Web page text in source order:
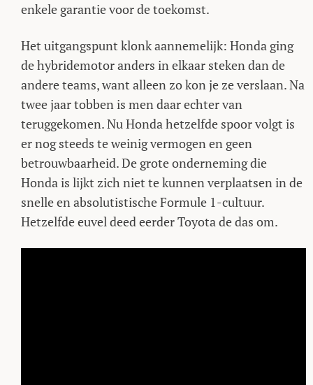
enkele garantie voor de toekomst.
Het uitgangspunt klonk aannemelijk: Honda ging
de hybridemotor anders in elkaar steken dan de
andere teams, want alleen zo kon je ze verslaan. Na
twee jaar tobben is men daar echter van
teruggekomen. Nu Honda hetzelfde spoor volgt is
er nog steeds te weinig vermogen en geen
betrouwbaarheid. De grote onderneming die
Honda is lijkt zich niet te kunnen verplaatsen in de
snelle en absolutistische Formule 1-cultuur.
Hetzelfde euvel deed eerder Toyota de das om.